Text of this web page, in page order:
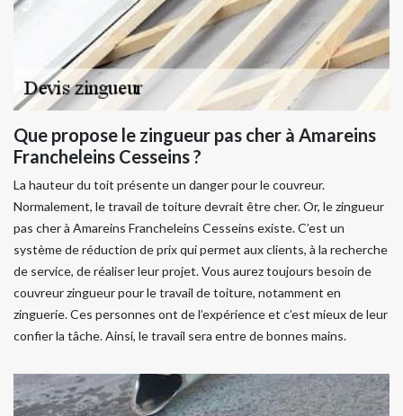
Que propose le zingueur pas cher à Amareins
Francheleins Cesseins ?
La hauteur du toit présente un danger pour le couvreur.
Normalement, le travail de toiture devrait être cher. Or, le zingueur
pas cher à Amareins Francheleins Cesseins existe. C’est un
système de réduction de prix qui permet aux clients, à la recherche
de service, de réaliser leur projet. Vous aurez toujours besoin de
couvreur zingueur pour le travail de toiture, notamment en
zinguerie. Ces personnes ont de l’expérience et c’est mieux de leur
confier la tâche. Ainsi, le travail sera entre de bonnes mains.